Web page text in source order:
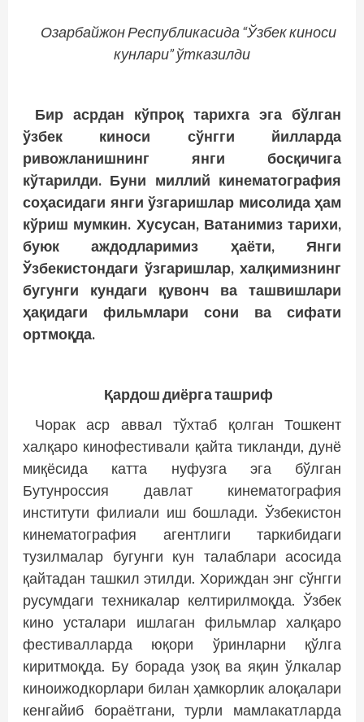
Озарбайжон Республикасида “Ўзбек киноси
кунлари” ўтказилди
Бир асрдан кўпроқ тарихга эга бўлган
ўзбек киноси сўнгги йилларда
ривожланишнинг янги босқичига
кўтарилди. Буни миллий кинематография
соҳасидаги янги ўзгаришлар мисолида ҳам
кўриш мумкин. Хусусан, Ватанимиз тарихи,
буюк аждодларимиз ҳаёти, Янги
Ўзбекистондаги ўзгаришлар, халқимизнинг
бугунги кундаги қувонч ва ташвишлари
ҳақидаги фильмлари сони ва сифати
ортмоқда.
Қардош диёрга ташриф
Чорак аср аввал тўхтаб қолган Тошкент
халқаро кинофестивали қайта тикланди, дунё
миқёсида катта нуфузга эга бўлган
Бутунроссия давлат кинематография
институти фи­лиали иш бошлади. Ўзбекистон
кинематография агентлиги таркибидаги
тузилмалар бугунги кун талаблари асосида
қайтадан ташкил этилди. Хориждан энг сўнгги
русумдаги техникалар келтирилмоқда. Ўзбек
кино усталари ишлаган фильмлар халқаро
фестивалларда юқори ўринларни қўлга
киритмоқда. Бу борада узоқ ва яқин ўлкалар
киноижодкорлари билан ҳамкорлик алоқалари
кенгайиб бораётгани, турли мамлакатларда